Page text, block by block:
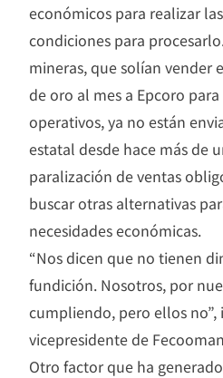
económicos para realizar
condiciones para
mineras, que solían vender
de oro al mes a Epcoro
operativos, ya no están
estatal desde hace más de
paralización de ventas
buscar otras alternativas
necesidades económicas.
“Nos dicen que no tienen
fundición. Nosotros, por
cumpliendo, pero ellos no”,
vicepresidente de
Otro factor que ha